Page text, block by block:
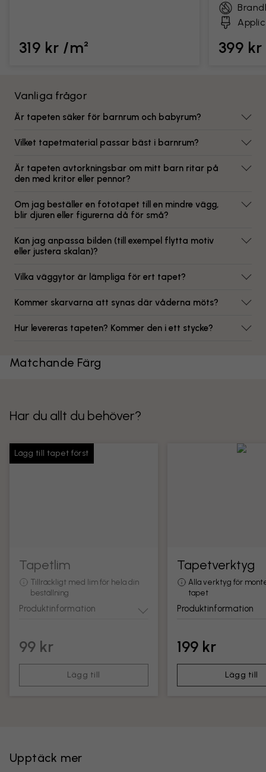
319 kr /m² 399
Vanliga frågor
Är tapeten säker för barnrum och babyrum?
Vilket tapetmaterial passar bäst i barnrum?
Är tapeten avtorkningsbar om mitt barn ritar på
den med kritor eller pennor?
Om jag beställer en fototapet till en mindre vägg,
blir djuren eller figurerna då för små?
Kan jag anpassa bilden (till exempel flytta motiv
eller justera skalan)?
Vilka väggytor är lämpliga för ert tapet?
Kommer skarvarna att synas där våderna möts?
Hur levereras tapeten? Kommer den i ett stycke?
Matchande Färg
Har du allt du behöver?
Lägg till tapet först
Tapetlim
Tillräckligt med lim för hela din
beställning
Produktinformation
99 kr
Lägg till
Tapetverktyg
Alla verktyg för
tapet
Produktinformation
199 kr
Lägg till
Upptäck mer